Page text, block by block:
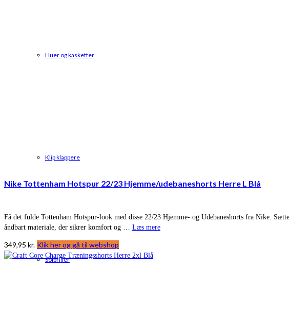
Huer og kasketter
Klip klappere
Solbriller
Nike Tottenham Hotspur 22/23 Hjemme/udebaneshorts Herre L Blå
Få det fulde Tottenham Hotspur-look med disse 22/23 Hjemme- og Udebaneshorts fra Nike.
åndbart materiale, der sikrer komfort og … Læs mere
349,95 kr. Klik her og gå til webshop